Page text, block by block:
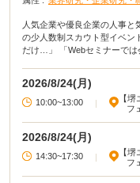
人気企業や優良企業の人事
の少人数制スカウト型イベント 「大規模イベントでは企業の話を一方的に
だけ…」 「Webセミナーでは会社の
生、そして学部4年生・修士2
います！
2026/8/24(月)
10:00~13:00 |
【堺
フ
2026/8/24(月)
14:30~17:30 |
【堺
フ